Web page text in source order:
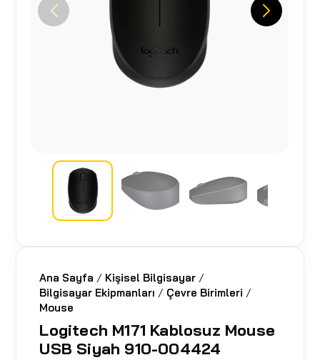
Ana Sayfa / Kişisel Bilgisayar /
Bilgisayar Ekipmanları / Çevre Birimleri /
Mouse
Logitech M171 Kablosuz Mouse
USB Siyah 910-004424